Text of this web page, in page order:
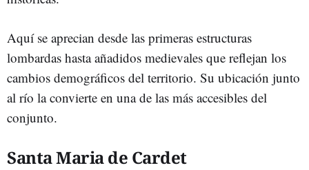
Aquí se aprecian desde las primeras estructuras
lombardas hasta añadidos medievales que reflejan los
cambios demográficos del territorio. Su ubicación junto
al río la convierte en una de las más accesibles del
conjunto.
Santa Maria de Cardet